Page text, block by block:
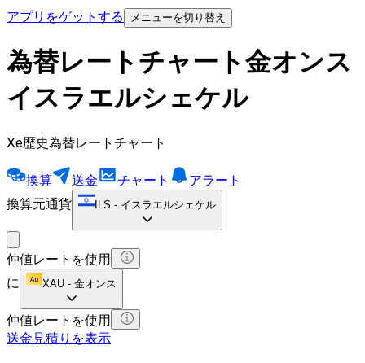
アプリをゲットする
メニューを切り替え
為替レートチャート金オンス
イスラエルシェケル
Xe歴史為替レートチャート
換算 送金 チャート
アラート
換算元通貨
ILS - イスラエルシェケル
仲値レートを使用
に
XAU - 金オンス
仲値レートを使用
送金見積りを表示